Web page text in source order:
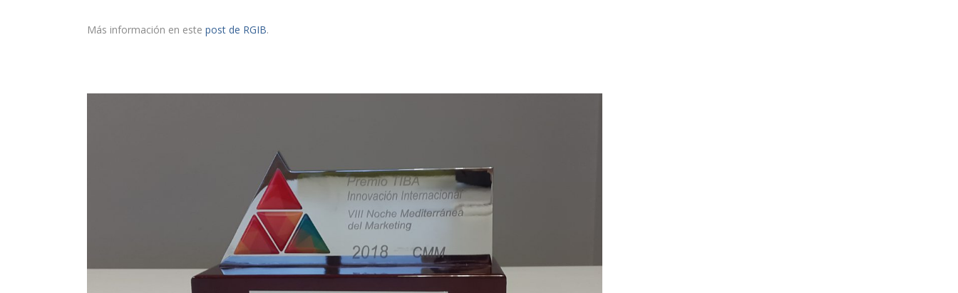
Más información en este post de RGIB.